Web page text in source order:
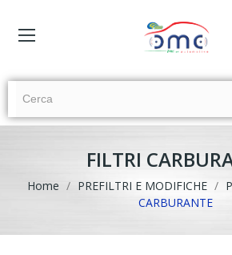
FILTRI
Home PREFILTRI E MODIFICHE
CARBURANTE